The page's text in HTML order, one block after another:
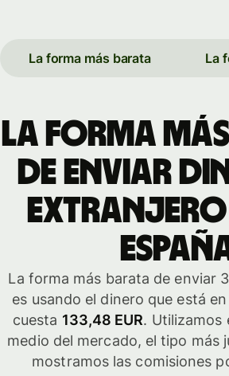
La forma más barata La
La forma
de enviar
extranjero
La forma más barata de enviar
es usando el dinero que está
cuesta 133,48 EUR. Utilizamos
medio del mercado, el tipo más
mostramos las comisiones